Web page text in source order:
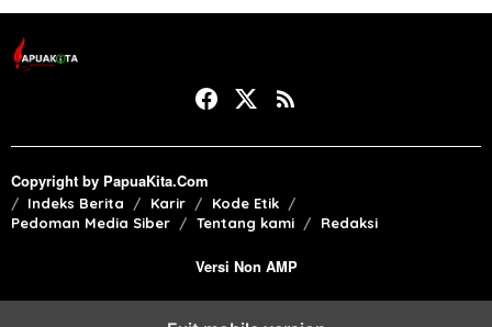
Copyright by PapuaKita.Com
Indeks Berita Karir
Kode Etik
Pedoman Media Siber
Tentang kami Redaksi
Versi Non AMP